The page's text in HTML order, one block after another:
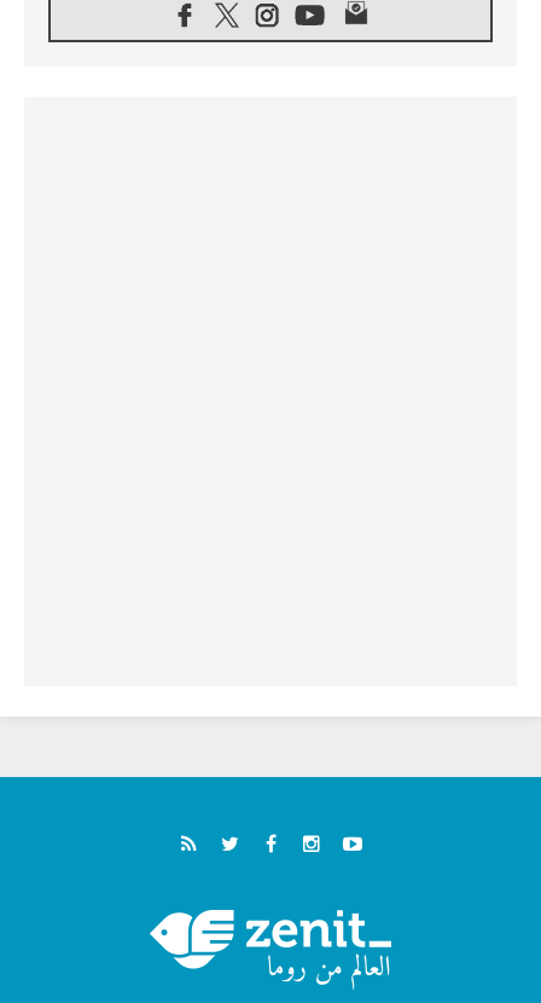
الكنيسة في الأوروغواي: زيارة البابا ستعزز